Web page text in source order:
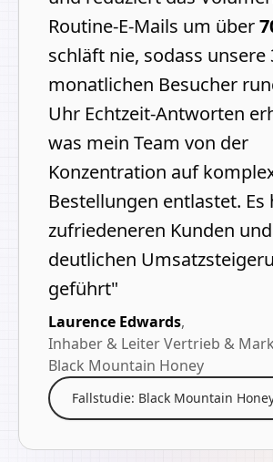
Routine-E-Mails um über
schläft nie, sodass unsere
monatlichen Besucher
Uhr Echtzeit-Antworten
was mein Team von der
Konzentration auf
Bestellungen entlastet. Es
zufriedeneren Kunden
deutlichen
geführt"
Laurence Edwards,
Inhaber & Leiter Vertrieb &
Black Mountain Honey
Fallstudie: Black Mountain